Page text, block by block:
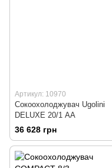
Артикул: 10970
Сокоохолоджувач Ugolini
DELUXE 20/1 АА
36 628 грн